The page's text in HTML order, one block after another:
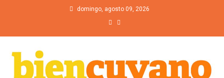
domingo, agosto 09, 2026